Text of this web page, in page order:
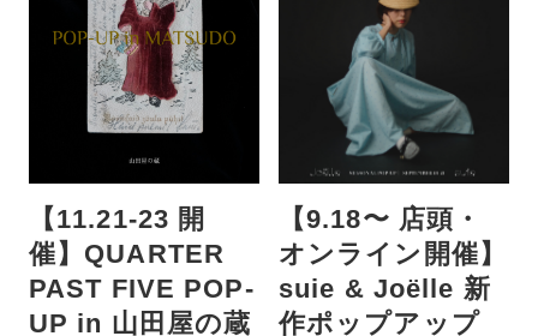
【11.21-23 開
催】QUARTER
PAST FIVE POP-
UP in 山田屋の蔵
【9.18〜 店頭・
オンライン開催】
suie & Joëlle 新
作ポップアップ